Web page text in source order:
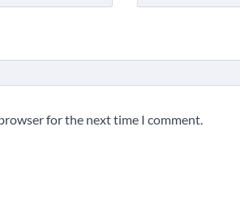
for the next time I comment.